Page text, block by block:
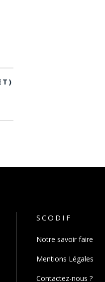
SCODIF
Notre savoir faire
Mentions Légales
Contactez-nous ?